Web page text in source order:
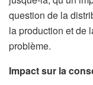
question de la
la production et de
problème.
Impact sur la